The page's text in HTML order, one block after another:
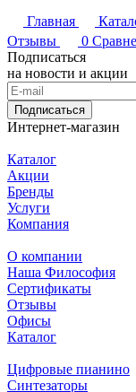
Главная
Отзывы
0
Подписаться
на новости и акции
Подписаться
Интернет-магазин
Каталог
Акции
Бренды
Услуги
Компания
О компании
Наша Философия
Сертификаты
Отзывы
Офисы
Каталог
Цифровые пианино
Синтезаторы